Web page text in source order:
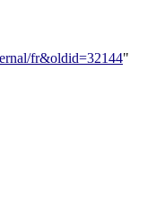
fr&oldid=32144"